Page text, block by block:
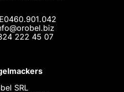
222 45 07
SRL